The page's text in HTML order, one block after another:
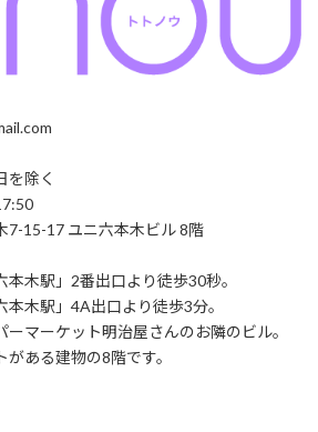
を除く
7-15-17 ユニ六本木ビル 8階
木駅」2番出口より徒歩30秒。
木駅」4A出口より徒歩3分。
マーケット明治屋さんのお隣のビル。
ある建物の8階です。